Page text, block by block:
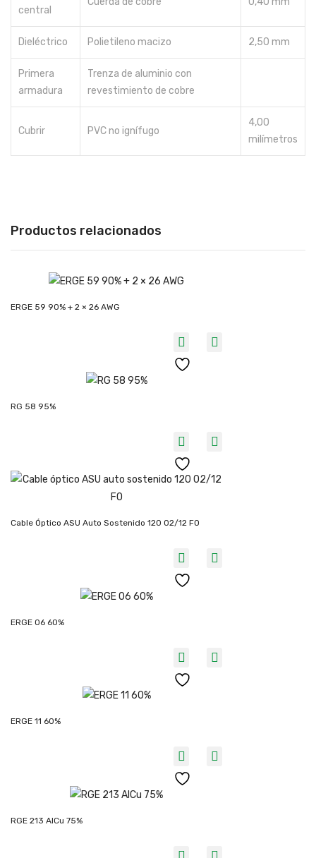
central
Dieléctrico Polietileno macizo 2,50 mm
Primera
armadura
Trenza de aluminio con
revestimiento de cobre
Cubrir PVC no ignífugo
4,00
milímetros
Productos relacionados
ERGE 59 90% + 2 × 26 AWG
RG 58 95%
Cable Óptico ASU Auto Sostenido 120 02/12 FO
ERGE 06 60%
ERGE 11 60%
RGE 213 AlCu 75%